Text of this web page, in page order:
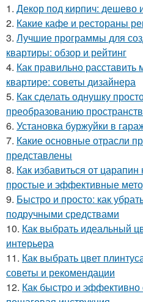
1. Декор под кирпич: дешево
2. Какие кафе и рестораны
3. Лучшие программы для
квартиры: обзор и рейтинг
4. Как правильно
квартире: советы дизайнера
5. Как сделать однушку
преобразованию
6. Установка буржуйки в
7. Какие основные отрасли
представлены
8. Как избавиться от
простые и эффективные
9. Быстро и просто: как
подручными средствами
10. Как выбрать идеальный
интерьера
11. Как выбрать цвет
советы и рекомендации
12. Как быстро и эффективно